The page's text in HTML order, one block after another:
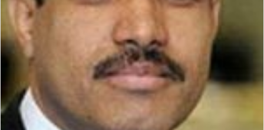
ك
إ
ن
r
ر
ي
س
ت
i
ب